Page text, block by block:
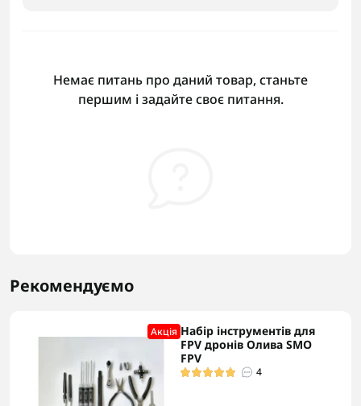
Немає питань про даний товар, станьте
першим і задайте своє питання.
Рекомендуємо
Акцiя Набір інструментів для
FPV дронів Олива SMO
FPV
4